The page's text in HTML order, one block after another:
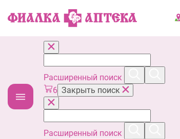
Расширенный поиск
6 Закрыть поиск
Расширенный поиск